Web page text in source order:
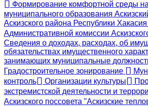
Формирование комфортной среды
муниципального образования
Аскизского района Республики Хакасия
Административной комиссии
Сведения о доходах, расходах, об
обязательствах имущественного
занимающих муниципальные
Градостроительное зонирование
контроль
Организации культуры
экстремистской деятельности и
Аскизского поссовета "Аскизские